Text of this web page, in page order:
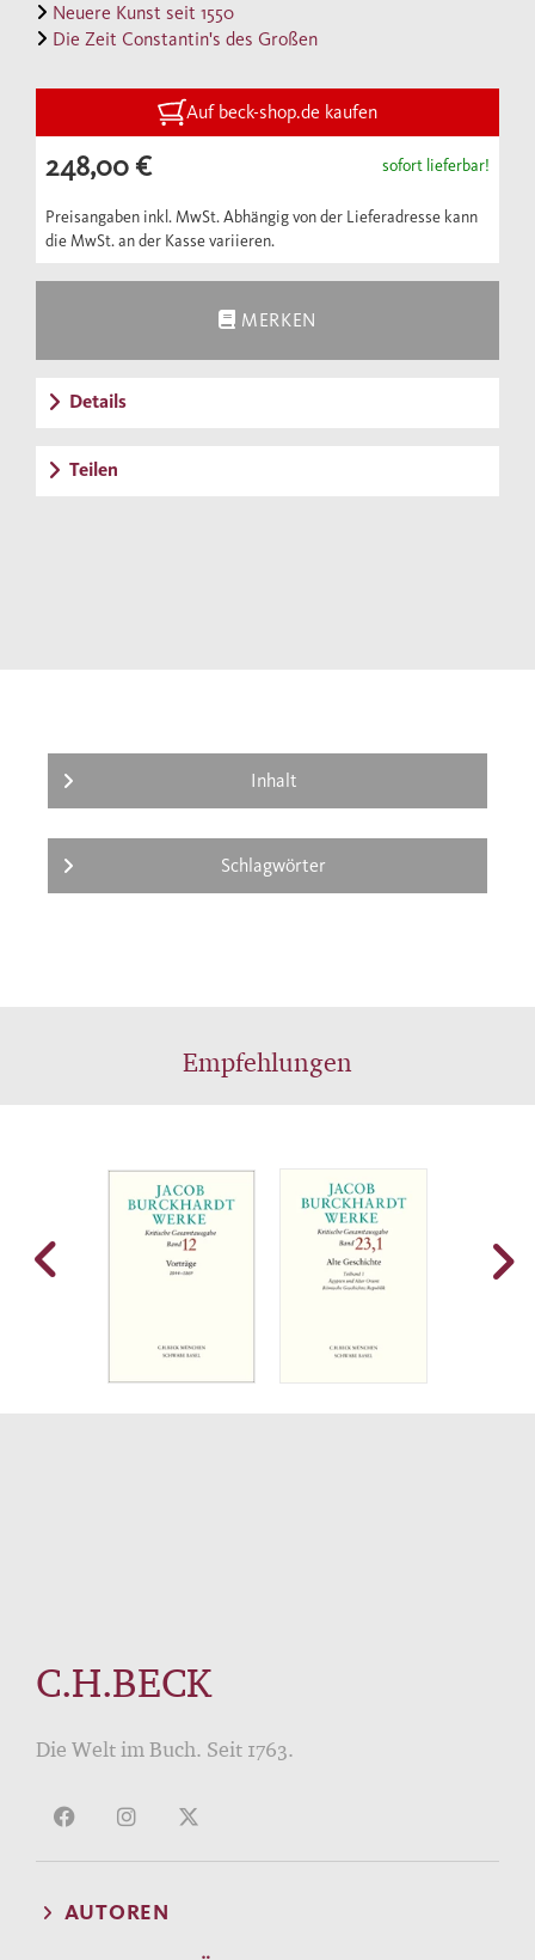
Neuere Kunst seit 1550
Die Zeit Constantin's des Großen
Auf beck-shop.de kaufen
248,00 € sofort lieferbar!
Preisangaben inkl. MwSt. Abhängig von der Lieferadresse kann
die MwSt. an der Kasse variieren.
MERKEN
Details
Teilen
Inhalt
Schlagwörter
Empfehlungen
C.H.BECK
Die Welt im Buch. Seit 1763.
AUTOREN